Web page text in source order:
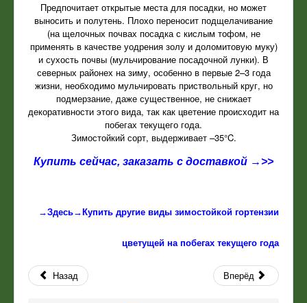
Предпочитает открытые места для посадки, но может
выносить и полутень. Плохо переносит подщелачивание
(на щелочных почвах посадка с кислым тофом, не
применять в качестве уодрения золу и доломитовую муку)
и сухость почвы (мульчирование посадочной лунки). В
северных районех на зиму, особенно в первые 2–3 года
жизни, необходимо мульчировать приствольный круг, но
подмерзание, даже существенное, не снижает
декоративности этого вида, так как цветение происходит на
побегах текущего года.
Зимостойкий сорт, выдерживает –35°C.
Купить сейчас, заказать с доставкой →>>
→Здесь→Купить другие виды зимостойкой гортензии
цветущей на побегах текущего года
Назад Вперёд